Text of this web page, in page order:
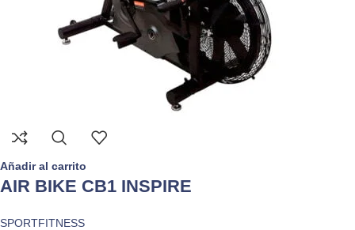
Añadir al carrito
AIR BIKE CB1 INSPIRE
SPORTFITNESS